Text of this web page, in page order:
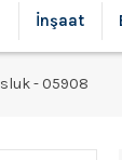
İnşaat
- 05908